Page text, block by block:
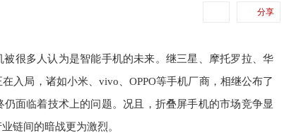
分享
很多人认为是智能手机的未来。继三星、摩托罗拉、华
入局，诸如小米、vivo、OPPO等手机厂商，相继公布了
面临着技术上的问题。况且，折叠屏手机的市场竞争显
链间的暗战更为激烈。